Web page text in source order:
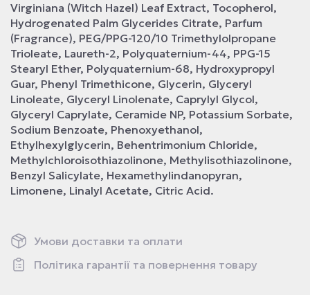
Virginiana (Witch Hazel) Leaf Extract, Tocopherol,
Hydrogenated Palm Glycerides Citrate, Parfum
(Fragrance), PEG/PPG-120/10 Trimethylolpropane
Trioleate, Laureth-2, Polyquaternium-44, PPG-15
Stearyl Ether, Polyquaternium-68, Hydroxypropyl
Guar, Phenyl Trimethicone, Glycerin, Glyceryl
Linoleate, Glyceryl Linolenate, Caprylyl Glycol,
Glyceryl Caprylate, Ceramide NP, Potassium Sorbate,
Sodium Benzoate, Phenoxyethanol,
Ethylhexylglycerin, Behentrimonium Chloride,
Methylchloroisothiazolinone, Methylisothiazolinone,
Benzyl Salicylate, Hexamethylindanopyran,
Limonene, Linalyl Acetate, Citric Acid.
Умови доставки та оплати
Політика гарантії та повернення товару